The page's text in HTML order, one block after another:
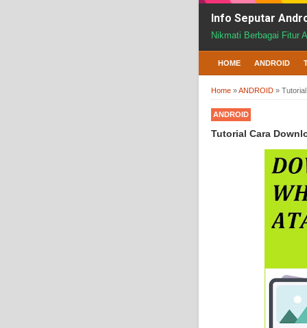
Info Seputar
Nikmati Berbagai Fitur
HOME ANDROID
Home »ANDROID »
ANDROID
Tutorial Cara